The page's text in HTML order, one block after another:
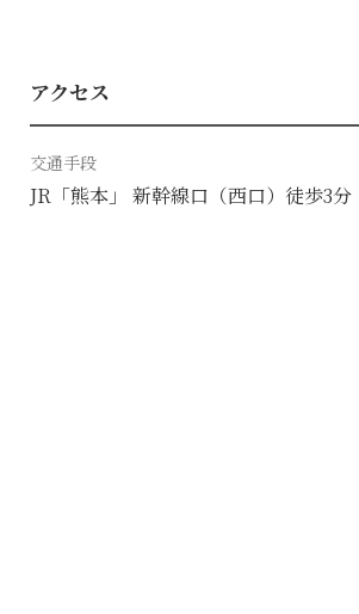
アクセス
交通手段
JR「熊本」 新幹線口（西口）徒歩3分